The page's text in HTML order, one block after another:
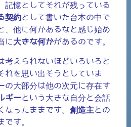
記憶としてそれが残っている
契約として書いた台本の中で
、他に何かあるなと感じ始め
に大きな何かがあるのです。
考えられないほどいろいろと
れを思い出そうとしていま
の大部分は他の次元に存在す
ギーという大きな自分と会話
なったままです。 創造主との
です。